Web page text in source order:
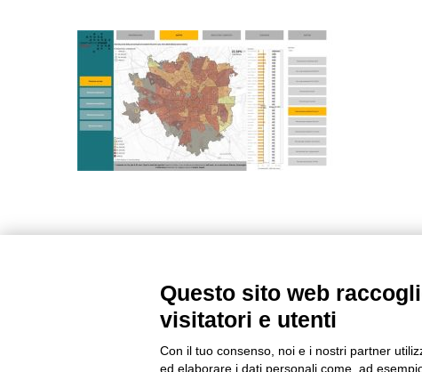
Questo sito web
visitatori e utenti
Con il tuo consenso, noi e i nostri partner
ed elaborare i dati personali come, ad